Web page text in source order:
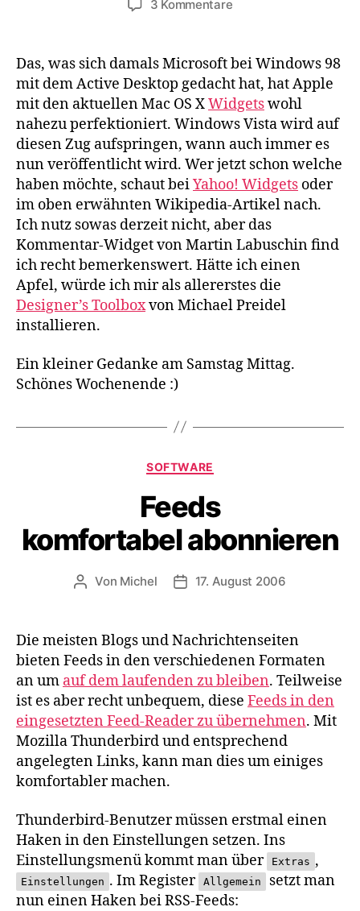
3 Kommentarezu
Das, was sich damalsMicrosoftbeiWindows 98
mit demActive Desktop gedacht hat, hat Apple
mit den aktuellenMac OS XWidgetswohl
nahezu perfektioniert. Windows Vistawird auf
diesen Zug aufspringen, wann auch immer es
nun veröffentlicht wird. Wer jetzt schon welche
haben möchte, schaut beiYahoo! Widgets oder
im oben erwähnten Wikipedia-Artikel nach.
Ich nutz sowas derzeit nicht, aber das
Kommentar-Widget von Martin Labuschin find
ich recht bemerkenswert. Hätte ich einen
Apfel, würde ich mir als allererstes die
Designer’s Toolboxvon Michael Preidel
installieren.
Ein kleiner Gedanke am Samstag Mittag.
Schönes Wochenende :)
Kategorien
SOFTWARE
Feeds
komfortabel abonnieren
Beitragsautor
Von Michel Veröffentlichungsdatum
17. August 2006
Die meisten Blogs und Nachrichtenseiten
bieten Feeds in den verschiedenen Formaten
an um auf dem laufenden zu bleiben. Teilweise
ist es aber recht unbequem, diese Feedsin den
eingesetzten Feed-Readerzu übernehmen. Mit
Mozilla Thunderbird und entsprechend
angelegten Links, kann man dies um einiges
komfortabler machen.
Thunderbird-Benutzer müssen erstmal einen
Haken in den Einstellungen setzen. Ins
Einstellungsmenü kommt man über
Extras ,
Einstellungen . Im Register Allgemein
setzt man
nun einen Haken bei RSS-Feeds: